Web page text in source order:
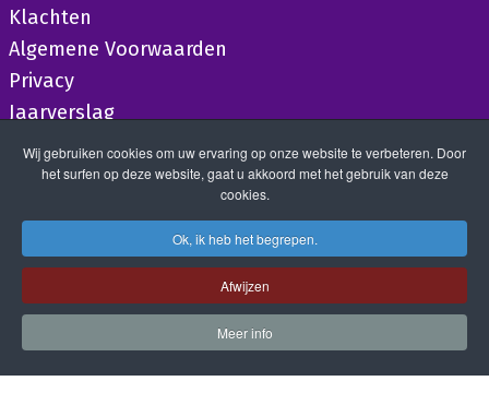
Klachten
Algemene Voorwaarden
Privacy
Jaarverslag
Wij gebruiken cookies om uw ervaring op onze website te verbeteren. Door
het surfen op deze website, gaat u akkoord met het gebruik van deze
cookies.
Ok, ik heb het begrepen.
Afwijzen
Meer info